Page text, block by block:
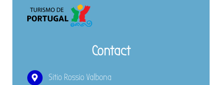
Contact
Sitio Rossio Valbona